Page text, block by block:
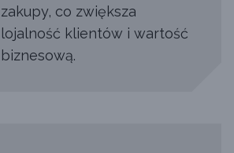
zakupy, co zwiększa
lojalność klientów i wartość
biznesową.